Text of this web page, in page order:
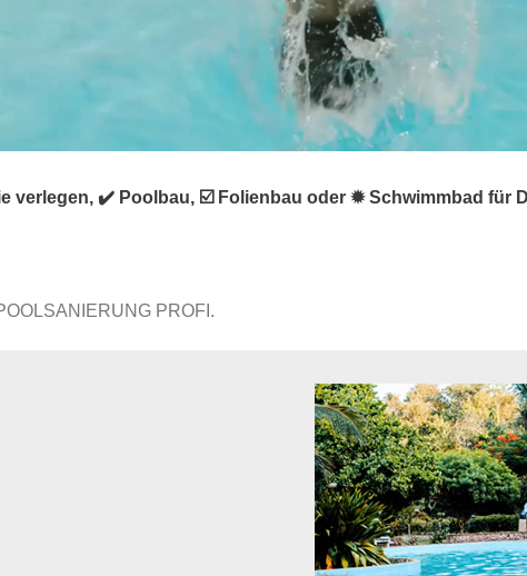
verlegen, ✔️ Poolbau, ☑️ Folienbau oder ✹ Schwimmbad für
PROFI.